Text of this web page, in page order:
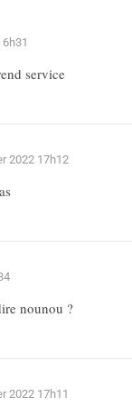
service
2022 17h12
nounou ?
2022 17h11